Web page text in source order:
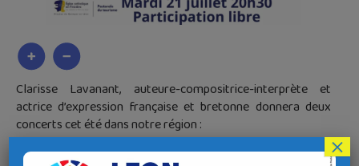
Clarisse Lavanant, auteure-compositrice-interprète et
actrice d’expression française et bretonne donnera deux
concerts cet été dans notre région :
Le21 juillet
×